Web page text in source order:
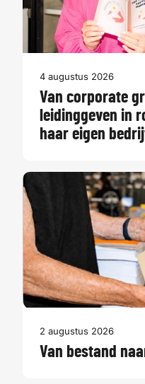
4 augustus 2026
Van corporate
leidinggeven in
haar eigen
2 augustus 2026
Van bestand